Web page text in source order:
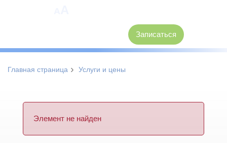
Записаться
Главная страница › Услуги и цены
Элемент не найден